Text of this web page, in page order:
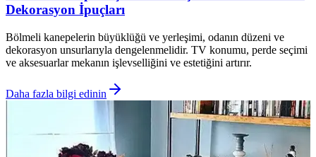
Dekorasyon İpuçları
Bölmeli kanepelerin büyüklüğü ve yerleşimi, odanın düzeni ve
dekorasyon unsurlarıyla dengelenmelidir. TV konumu, perde seçimi
ve aksesuarlar mekanın işlevselliğini ve estetiğini artırır.
Daha fazla bilgi edinin